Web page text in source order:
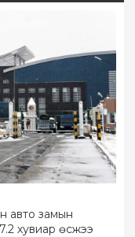
авто замын
хувиар өсжээ